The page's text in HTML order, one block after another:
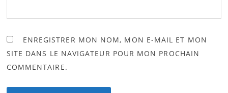
ENREGISTRER MON NOM, MON E-MAIL ET MON
SITE DANS LE NAVIGATEUR POUR MON PROCHAIN
COMMENTAIRE.